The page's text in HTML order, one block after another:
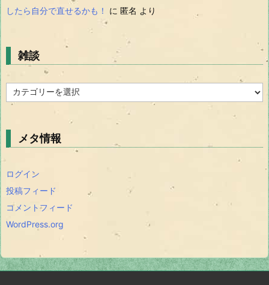
したら自分で直せるかも！
に 匿名 より
雑談
談
メタ情報
ログイン
投稿フィード
コメントフィード
WordPress.org